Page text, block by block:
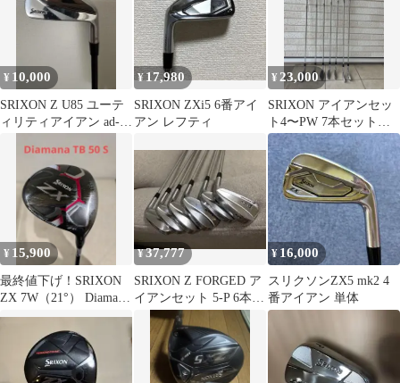
¥ 10,000
SRIXON Z U85 ユーテ
ィリティアイアン ad-
¥17,980
SRIXON ZXi5 6番アイ
アン レフティ
¥ 23,000
SRIXON アイアンセッ
ト4〜PW 7本セット
Z725
¥ 15,900
最終値下げ！SRIXON
ZX 7W（21°） Diamana
TB 50 S
¥37,777
SRIXON Z FORGED ア
イアンセット 5-P 6本セ
ット
¥ 16,000
スリクソンZX5 mk2 4
番アイアン 単体